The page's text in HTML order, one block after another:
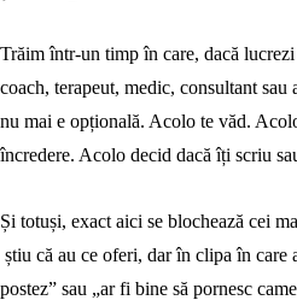
Trăim într-un timp în care, dacă
coach, terapeut, medic, consultant
nu mai e opțională. Acolo te văd.
încredere. Acolo decid dacă îți scriu
Și totuși, exact aici se blochează cei
știu că au ce oferi, dar în clipa în care
postez” sau „ar fi bine să pornesc